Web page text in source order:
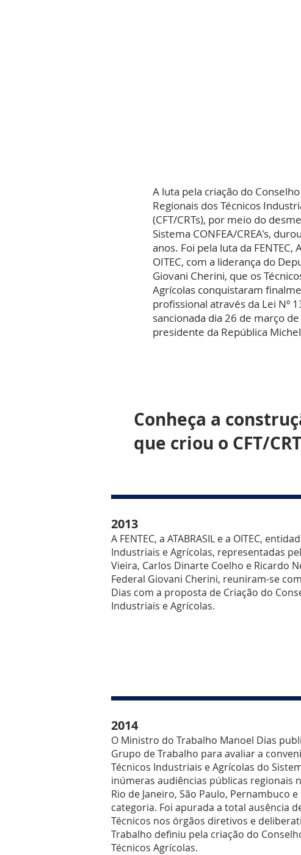
A luta pela criação do
Regionais dos Técnicos
(CFT/CRTs), por meio do
Sistema CONFEA/CREA's,
anos. Foi pela luta da FENTEC,
OITEC, com a liderança do
Giovani Cherini, que os
Agrícolas conquistaram
profissional através da Lei Nº
sancionada dia 26 de março
presidente da República
Conheça a
que criou o CFT/
2013
A FENTEC, a ATABRASIL e a OITEC,
Industriais e Agrícolas, representadas
Vieira, Carlos Dinarte Coelho e Ricardo
Federal Giovani Cherini, reuniram-se
Dias com a proposta de Criação do
Industriais e Agrícolas.
2014
O Ministro do Trabalho Manoel Dias
Grupo de Trabalho para avaliar a
Técnicos Industriais e Agrícolas do
inúmeras audiências públicas regionais
Rio de Janeiro, São Paulo, Pernambuco
categoria. Foi apurada a total ausência
Técnicos nos órgãos diretivos e
Trabalho definiu pela criação do
Técnicos Agrícolas.